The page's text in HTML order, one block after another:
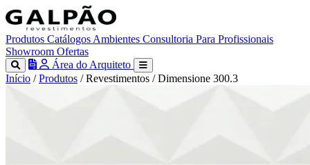
Produtos Catálogos Ambientes Consultoria Para Profissionais
Showroom Ofertas
Área do Arquiteto
Início / Produtos / Revestimentos / Dimensione 300.3